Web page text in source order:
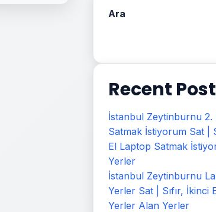
Ara
Recent
İstanbul Zeytinburnu 2.
Satmak İstiyorum Sat |
El Laptop Satmak
Yerler
İstanbul Zeytinburnu
Yerler Sat | Sıfır, İkinci
Yerler Alan Yerler